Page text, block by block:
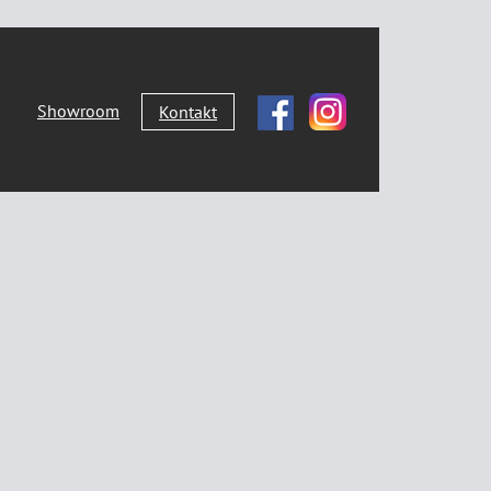
Showroom Kontakt